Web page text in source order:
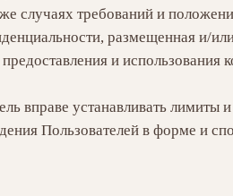
случаях требований и
размещенная и/
и
вправе устанавливать лимиты
Пользователей в форме и